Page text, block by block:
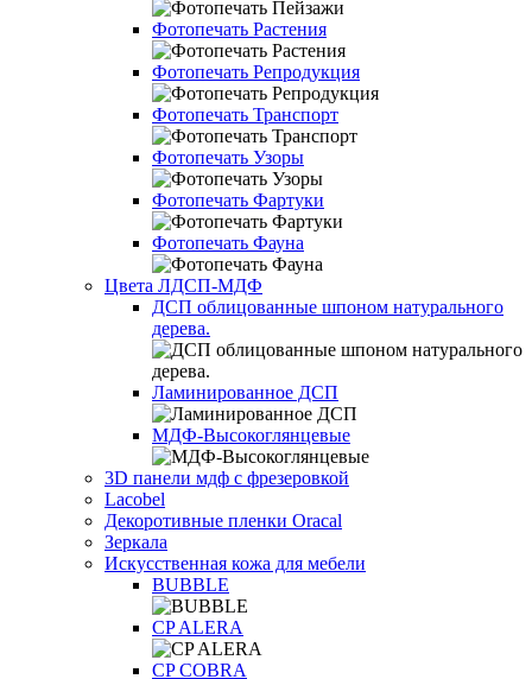
Фотопечать Растения
Фотопечать Репродукция
Фотопечать Транспорт
Фотопечать Узоры
Фотопечать Фартуки
Фотопечать Фауна
Цвета ЛДСП-МДФ
ДСП облицованные шпоном натурального
дерева.
Ламинированное ДСП
МДФ-Высокоглянцевые
3D панели мдф с фрезеровкой
Lacobel
Декоротивные пленки Oracal
Зеркала
Искусственная кожа для мебели
BUBBLE
CP ALERA
CP COBRA